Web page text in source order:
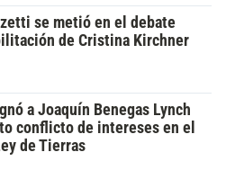
se metió en el debate
de Cristina Kirchner
a Joaquín Benegas Lynch
conflicto de intereses en el
de Tierras